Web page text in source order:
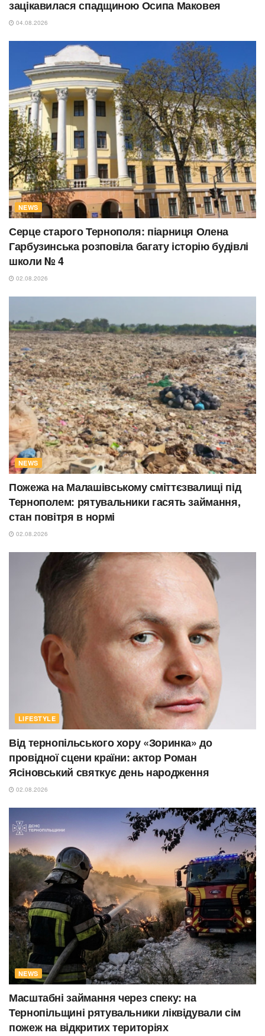
зацікавилася спадщиною Осипа Маковея
04.08.2026
NEWS
Серце старого Тернополя: піарниця Олена
Гарбузинська розповіла багату історію будівлі
школи № 4
02.08.2026
NEWS
Пожежа на Малашівському сміттєзвалищі під
Тернополем: рятувальники гасять займання,
стан повітря в нормі
02.08.2026
LIFESTYLE
Від тернопільського хору «Зоринка» до
провідної сцени країни: актор Роман
Ясіновський святкує день народження
02.08.2026
NEWS
Масштабні займання через спеку: на
Тернопільщині рятувальники ліквідували сім
пожеж на відкритих територіях